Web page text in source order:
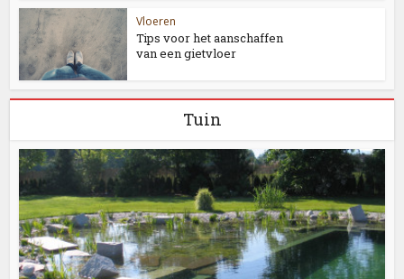
Vloeren
Tips voor het aanschaffen
van een gietvloer
Tuin